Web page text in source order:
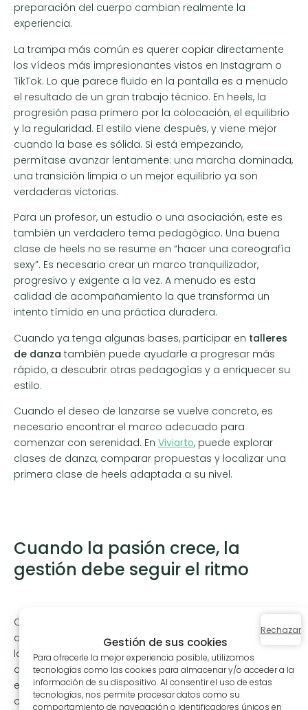
Gestión de sus cookies
Para ofrecerle la mejor experiencia posible, utilizamos
tecnologías como las cookies para almacenar y/o acceder a la
información de su dispositivo. Al consentir el uso de estas
tecnologías, nos permite procesar datos como su
comportamiento de navegación o identificadores únicos en
Rechazar
preparación del cuerpo cambian realmente la
experiencia.
La trampa más común es querer copiar directamente
los vídeos más impresionantes vistos en Instagram o
TikTok. Lo que parece fluido en la pantalla es a menudo
el resultado de un gran trabajo técnico. En heels, la
progresión pasa primero por la colocación, el equilibrio
y la regularidad. El estilo viene después, y viene mejor
cuando la base es sólida. Si está empezando,
permítase avanzar lentamente: una marcha dominada,
una transición limpia o un mejor equilibrio ya son
verdaderas victorias.
Para un profesor, un estudio o una asociación, este es
también un verdadero tema pedagógico. Una buena
clase de heels no se resume en “hacer una coreografía
sexy”. Es necesario crear un marco tranquilizador,
progresivo y exigente a la vez. A menudo es esta
calidad de acompañamiento la que transforma un
intento tímido en una práctica duradera.
Cuando ya tenga algunas bases, participar en talleres
de danza también puede ayudarle a progresar más
rápido, a descubrir otras pedagogías y a enriquecer su
estilo.
Cuando el deseo de lanzarse se vuelve concreto, es
necesario encontrar el marco adecuado para
comenzar con serenidad. En Viviarto, puede explorar
clases de danza, comparar propuestas y localizar una
primera clase de heels adaptada a su nivel.
Cuando la pasión crece, la
gestión debe seguir el ritmo
Cuando
alumnos, la realidad del terreno alcanza rápidamente a
las estructuras: inscripciones, planificación, pagos, listas
de espera, comunicación con los socios… Para una
escuela, un estudio o una asociación, mantener una
organización fluida se vuelve casi tan importante como